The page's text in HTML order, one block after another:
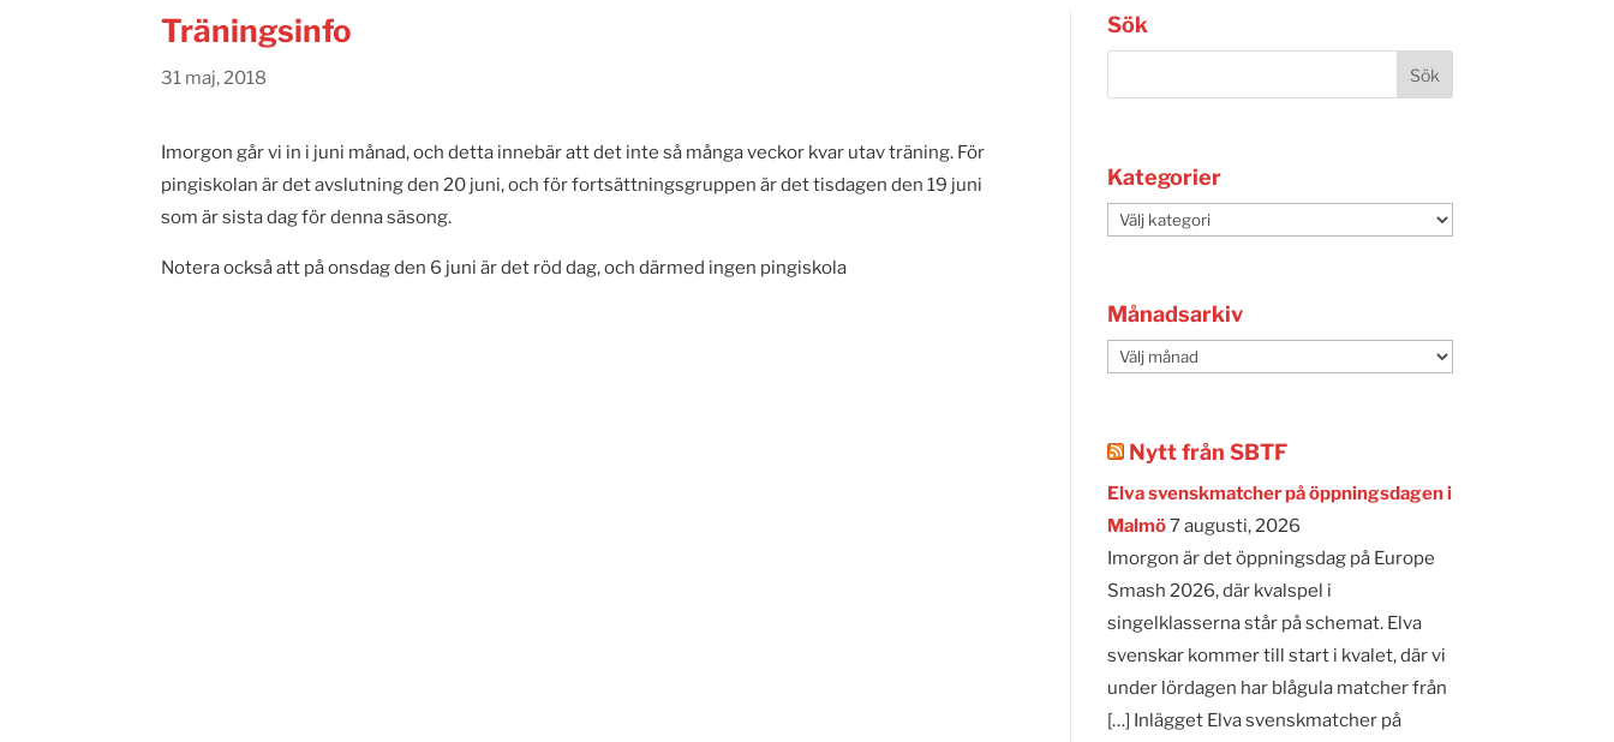
Träningsinfo
31 maj, 2018
Imorgon går vi in i juni månad, och detta innebär att det inte så många veckor kvar utav träning. För
pingiskolan är det avslutning den 20 juni, och för fortsättningsgruppen är det tisdagen den 19 juni
som är sista dag för denna säsong.
Notera också att på onsdag den 6 juni är det röd dag, och därmed ingen pingiskola
Sök
Kategorier
Kategorier
Månadsarkiv
Månadsarkiv
Nytt från SBTF
Elva svenskmatcher på öppningsdagen i
Malmö7 augusti, 2026
Imorgon är det öppningsdag på Europe
Smash 2026, där kvalspel i
singelklasserna står på schemat. Elva
svenskar kommer till start i kvalet, där vi
under lördagen har blågula matcher från
[…] Inlägget Elva svenskmatcher på